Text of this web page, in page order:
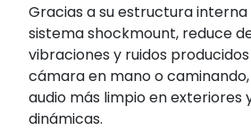
Gracias a su estructura
sistema shockmount, reduce
vibraciones y ruidos
cámara en mano o
audio más limpio en exteriores
dinámicas.